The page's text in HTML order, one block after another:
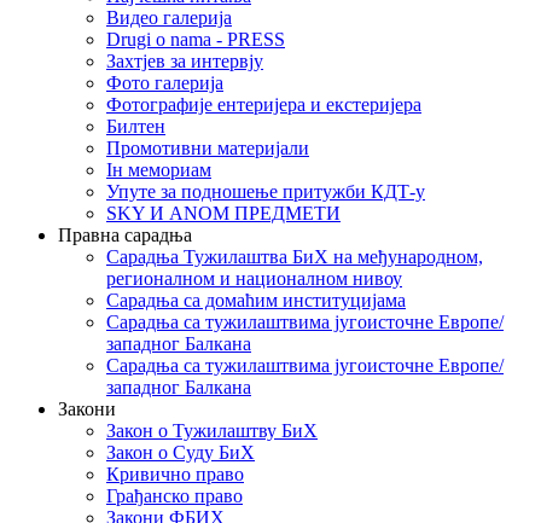
Видео галерија
Drugi o nama - PRESS
Захтјев за интервју
Фото галерија
Фотографије ентеријера и екстеријера
Билтен
Промотивни материјали
Iн мемориам
Упуте за подношење притужби КДТ-у
SKY И ANOM ПРЕДМЕТИ
Правна сарадња
Сарадња Тужилаштва БиХ на међународном,
регионалном и националном нивоу
Сарадња са домаћим институцијама
Сарадња са тужилаштвима југоисточне Европе/
западног Балкана
Сарадња са тужилаштвима југоисточне Европе/
западног Балкана
Закони
Закон о Тужилаштву БиХ
Закон о Суду БиХ
Кривично право
Грађанско право
Закони ФБИХ